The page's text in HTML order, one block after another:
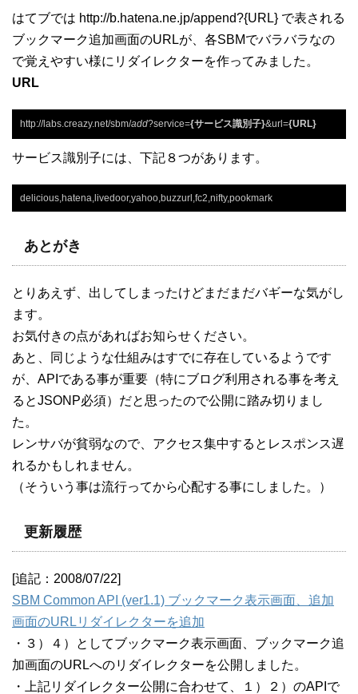
はてブでは http://b.hatena.ne.jp/append?{URL} で表される
ブックマーク追加画面のURLが、各SBMでバラバラなの
で覚えやすい様にリダイレクターを作ってみました。
URL
http://labs.creazy.net/sbm/add?service={サービス識別子}&url={URL}
サービス識別子には、下記８つがあります。
delicious,hatena,livedoor,yahoo,buzzurl,fc2,nifty,pookmark
あとがき
とりあえず、出してしまったけどまだまだバギーな気がし
ます。
お気付きの点があればお知らせください。
あと、同じような仕組みはすでに存在しているようです
が、APIである事が重要（特にブログ利用される事を考え
るとJSONP必須）だと思ったので公開に踏み切りまし
た。
レンサバが貧弱なので、アクセス集中するとレスポンス遅
れるかもしれません。
（そういう事は流行ってから心配する事にしました。）
更新履歴
[追記：2008/07/22]
SBM Common API (ver1.1) ブックマーク表示画面、追加
画面のURLリダイレクターを追加
・３）４）としてブックマーク表示画面、ブックマーク追
加画面のURLへのリダイレクターを公開しました。
・上記リダイレクター公開に合わせて、１）２）のAPIで